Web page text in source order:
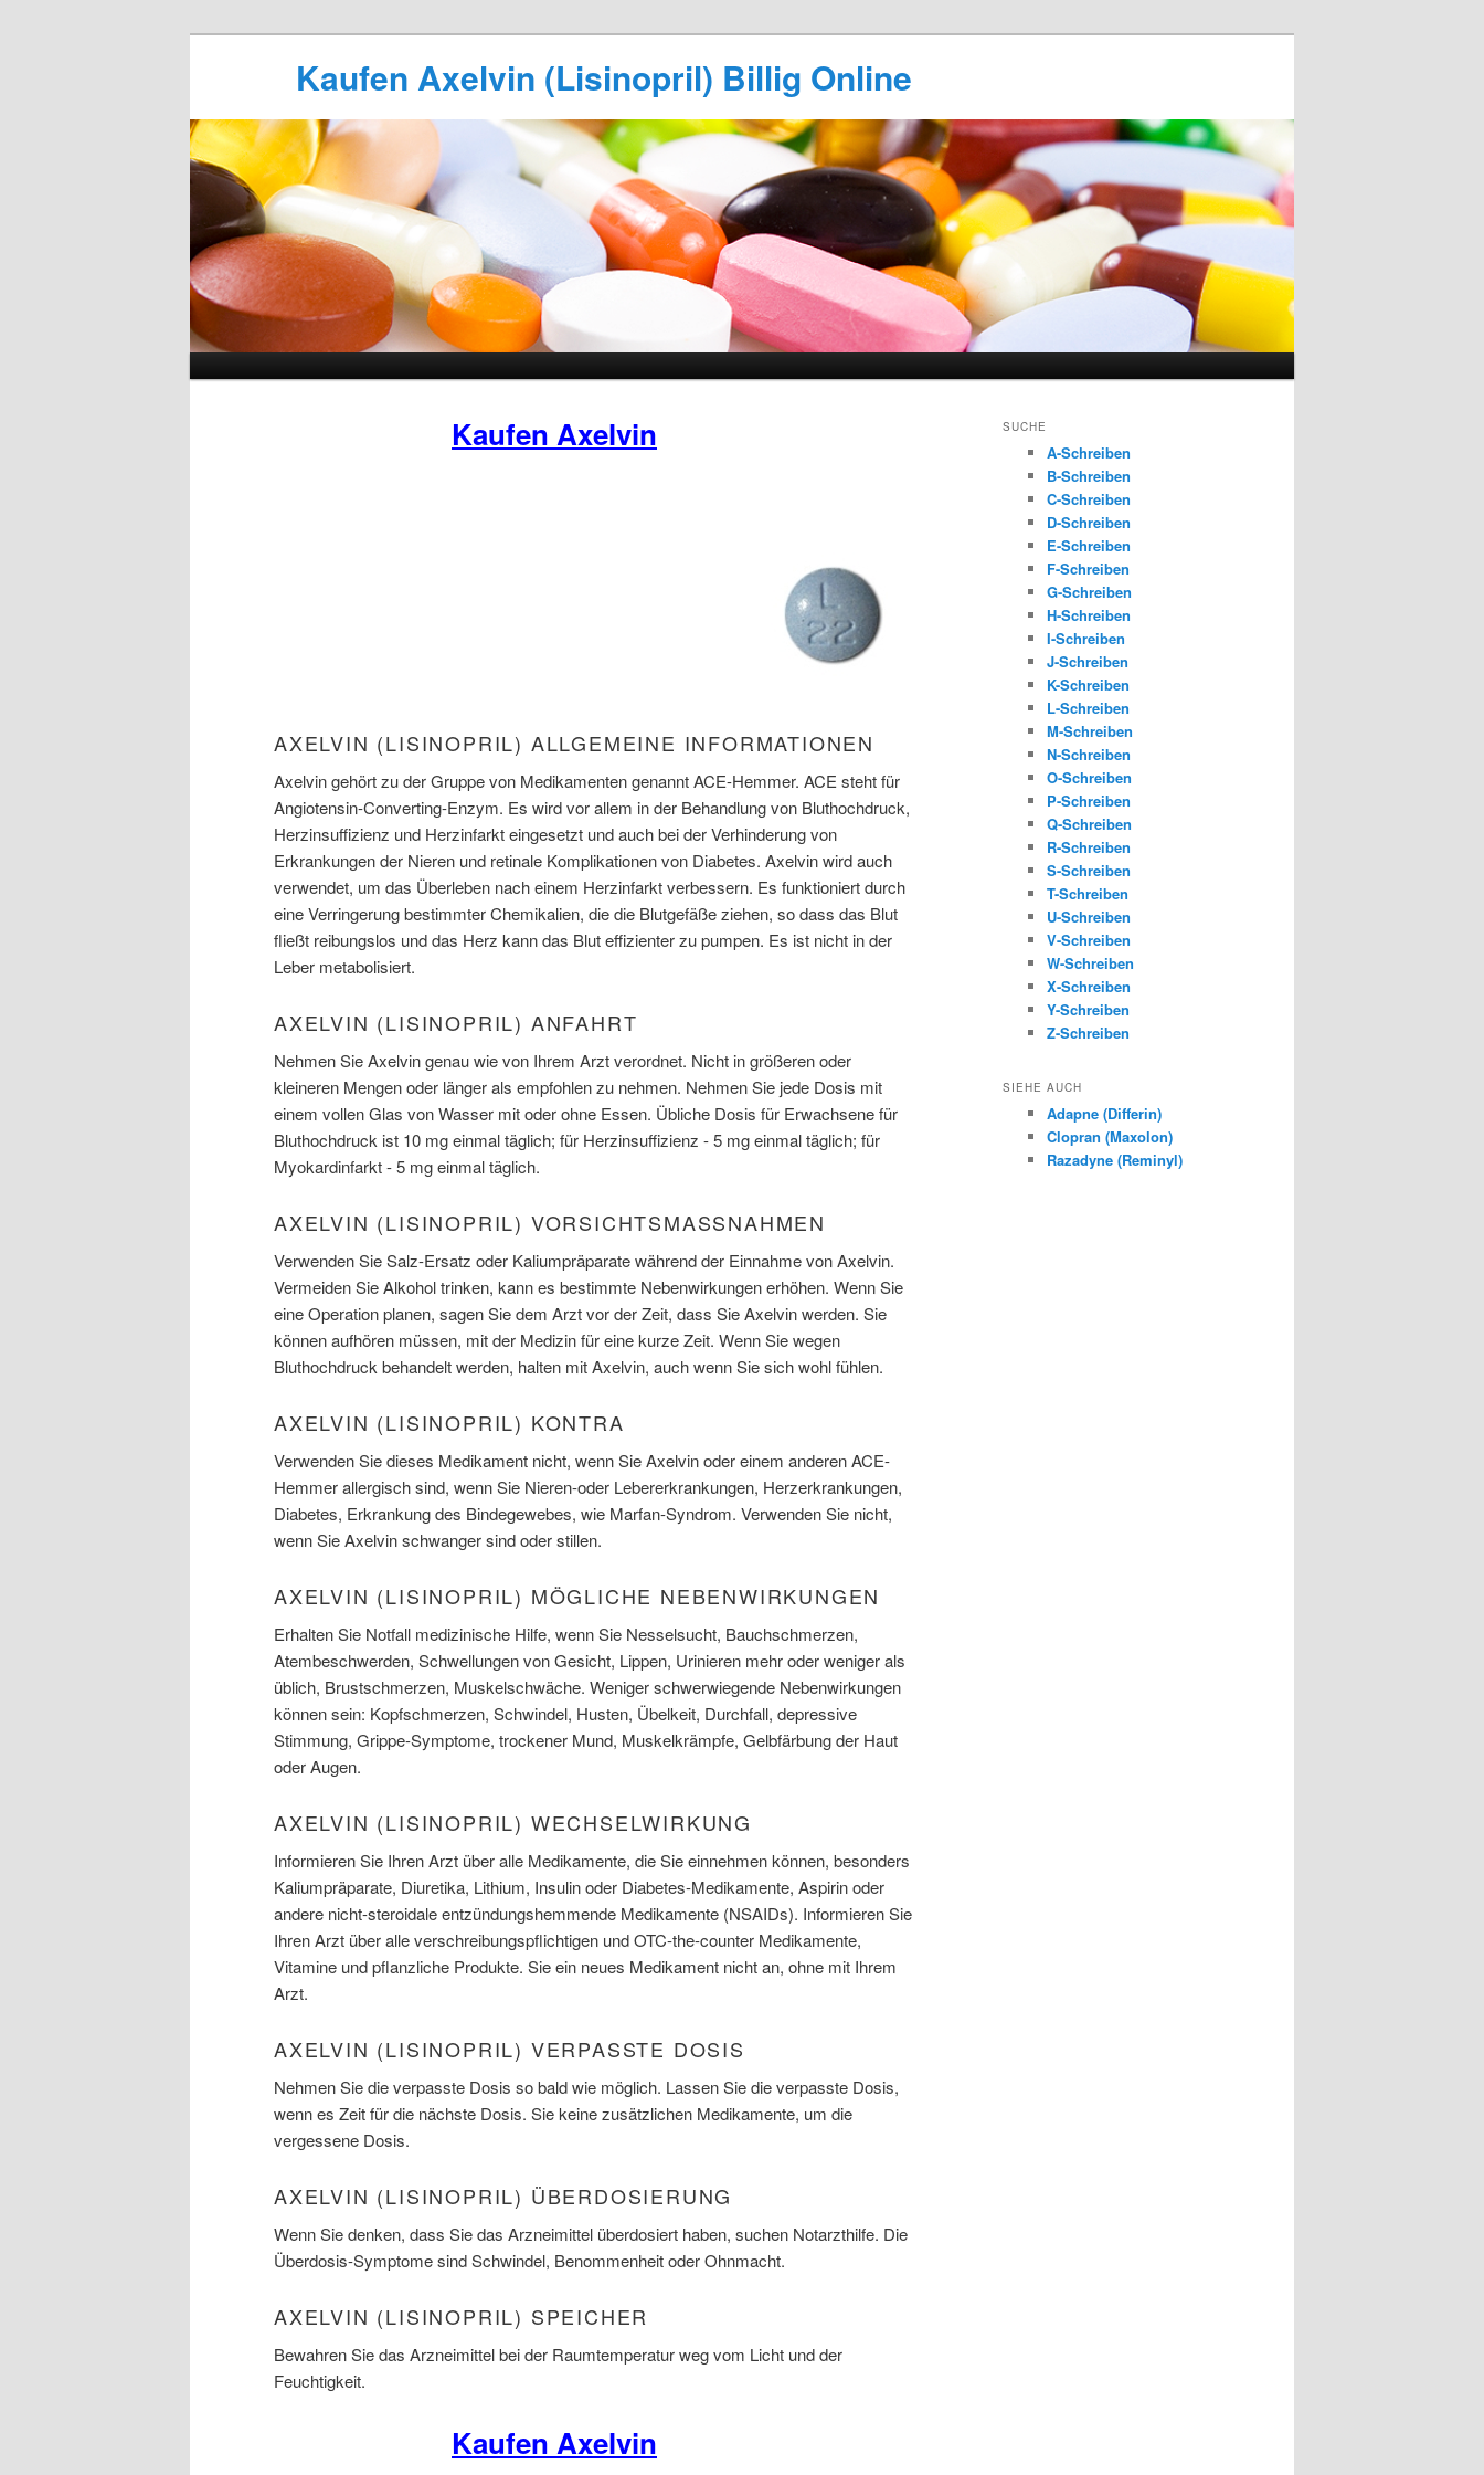
Kaufen Axelvin (Lisinopril) Billig Online
Kaufen Axelvin
AXELVIN (LISINOPRIL) ALLGEMEINE INFORMATIONEN
Axelvin gehört zu der Gruppe von Medikamenten genannt ACE-Hemmer. ACE steht für
Angiotensin-Converting-Enzym. Es wird vor allem in der Behandlung von Bluthochdruck,
Herzinsuffizienz und Herzinfarkt eingesetzt und auch bei der Verhinderung von
Erkrankungen der Nieren und retinale Komplikationen von Diabetes. Axelvin wird auch
verwendet, um das Überleben nach einem Herzinfarkt verbessern. Es funktioniert durch
eine Verringerung bestimmter Chemikalien, die die Blutgefäße ziehen, so dass das Blut
fließt reibungslos und das Herz kann das Blut effizienter zu pumpen. Es ist nicht in der
Leber metabolisiert.
AXELVIN (LISINOPRIL) ANFAHRT
Nehmen Sie Axelvin genau wie von Ihrem Arzt verordnet. Nicht in größeren oder
kleineren Mengen oder länger als empfohlen zu nehmen. Nehmen Sie jede Dosis mit
einem vollen Glas von Wasser mit oder ohne Essen. Übliche Dosis für Erwachsene für
Bluthochdruck ist 10 mg einmal täglich; für Herzinsuffizienz - 5 mg einmal täglich; für
Myokardinfarkt - 5 mg einmal täglich.
AXELVIN (LISINOPRIL) VORSICHTSMASSNAHMEN
Verwenden Sie Salz-Ersatz oder Kaliumpräparate während der Einnahme von Axelvin.
Vermeiden Sie Alkohol trinken, kann es bestimmte Nebenwirkungen erhöhen. Wenn Sie
eine Operation planen, sagen Sie dem Arzt vor der Zeit, dass Sie Axelvin werden. Sie
können aufhören müssen, mit der Medizin für eine kurze Zeit. Wenn Sie wegen
Bluthochdruck behandelt werden, halten mit Axelvin, auch wenn Sie sich wohl fühlen.
AXELVIN (LISINOPRIL) KONTRA
Verwenden Sie dieses Medikament nicht, wenn Sie Axelvin oder einem anderen ACE-
Hemmer allergisch sind, wenn Sie Nieren-oder Lebererkrankungen, Herzerkrankungen,
Diabetes, Erkrankung des Bindegewebes, wie Marfan-Syndrom. Verwenden Sie nicht,
wenn Sie Axelvin schwanger sind oder stillen.
AXELVIN (LISINOPRIL) MÖGLICHE NEBENWIRKUNGEN
Erhalten Sie Notfall medizinische Hilfe, wenn Sie Nesselsucht, Bauchschmerzen,
Atembeschwerden, Schwellungen von Gesicht, Lippen, Urinieren mehr oder weniger als
üblich, Brustschmerzen, Muskelschwäche. Weniger schwerwiegende Nebenwirkungen
können sein: Kopfschmerzen, Schwindel, Husten, Übelkeit, Durchfall, depressive
Stimmung, Grippe-Symptome, trockener Mund, Muskelkrämpfe, Gelbfärbung der Haut
oder Augen.
AXELVIN (LISINOPRIL) WECHSELWIRKUNG
Informieren Sie Ihren Arzt über alle Medikamente, die Sie einnehmen können, besonders
Kaliumpräparate, Diuretika, Lithium, Insulin oder Diabetes-Medikamente, Aspirin oder
andere nicht-steroidale entzündungshemmende Medikamente (NSAIDs). Informieren Sie
Ihren Arzt über alle verschreibungspflichtigen und OTC-the-counter Medikamente,
Vitamine und pflanzliche Produkte. Sie ein neues Medikament nicht an, ohne mit Ihrem
Arzt.
AXELVIN (LISINOPRIL) VERPASSTE DOSIS
Nehmen Sie die verpasste Dosis so bald wie möglich. Lassen Sie die verpasste Dosis,
wenn es Zeit für die nächste Dosis. Sie keine zusätzlichen Medikamente, um die
vergessene Dosis.
AXELVIN (LISINOPRIL) ÜBERDOSIERUNG
Wenn Sie denken, dass Sie das Arzneimittel überdosiert haben, suchen Notarzthilfe. Die
Überdosis-Symptome sind Schwindel, Benommenheit oder Ohnmacht.
AXELVIN (LISINOPRIL) SPEICHER
Bewahren Sie das Arzneimittel bei der Raumtemperatur weg vom Licht und der
Feuchtigkeit.
Kaufen Axelvin
SUCHE
A-Schreiben
B-Schreiben
C-Schreiben
D-Schreiben
E-Schreiben
F-Schreiben
G-Schreiben
H-Schreiben
I-Schreiben
J-Schreiben
K-Schreiben
L-Schreiben
M-Schreiben
N-Schreiben
O-Schreiben
P-Schreiben
Q-Schreiben
R-Schreiben
S-Schreiben
T-Schreiben
U-Schreiben
V-Schreiben
W-Schreiben
X-Schreiben
Y-Schreiben
Z-Schreiben
SIEHE AUCH
Adapne (Differin)
Clopran (Maxolon)
Razadyne (Reminyl)